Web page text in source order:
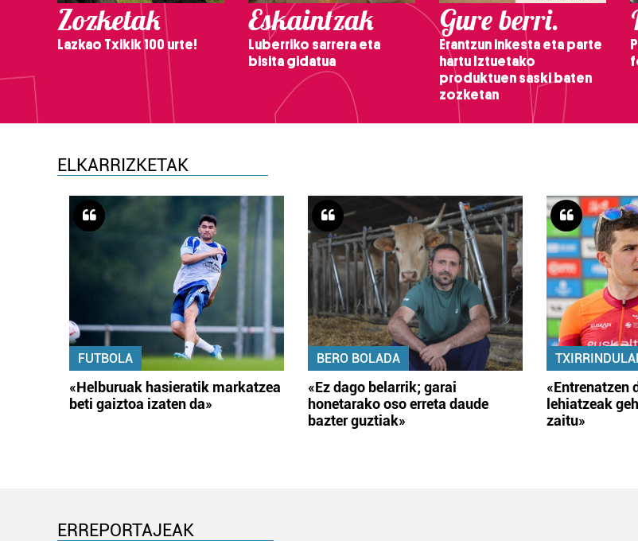
Zozketak
Lazkao Txikik 100 urte!
Eskaintzak
Luberriko sarrera eta
bisita gidatua
Gure berri.
Erantzun inkesta eta parte
hartu Iztuetako
produktuen saski baten
zozketan
ELKARRIZKETAK
FUTBOLA
«Helburuak hasieratik markatzea
beti gaiztoa izaten da»
BERO BOLADA
«Ez dago belarrik; garai
honetarako oso erreta daude
bazter guztiak»
«Entrenatzen
lehiatzeak
zaitu»
ERREPORTAJEAK